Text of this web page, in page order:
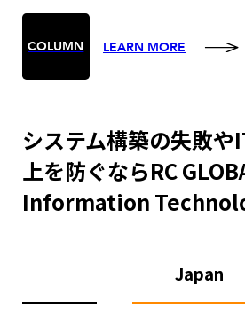
COLUMN LEARN MORE
システム構築の失敗や
上を防ぐならRC
Information
Japan